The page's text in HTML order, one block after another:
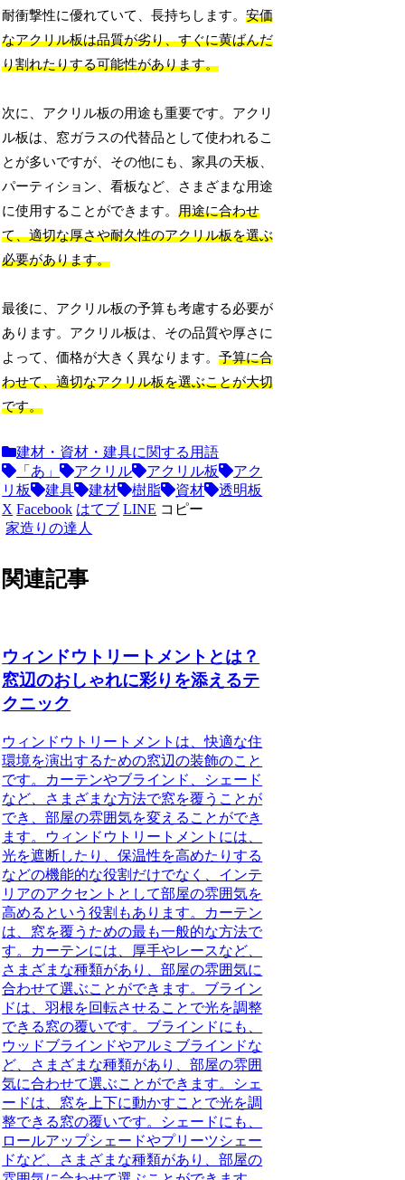
耐衝撃性に優れていて、長持ちします。安価
なアクリル板は品質が劣り、すぐに黄ばんだ
り割れたりする可能性があります。
次に、アクリル板の用途も重要です。アクリ
ル板は、窓ガラスの代替品として使われるこ
とが多いですが、その他にも、家具の天板、
パーティション、看板など、さまざまな用途
に使用することができます。用途に合わせ
て、適切な厚さや耐久性のアクリル板を選ぶ
必要があります。
最後に、アクリル板の予算も考慮する必要が
あります。アクリル板は、その品質や厚さに
よって、価格が大きく異なります。予算に合
わせて、適切なアクリル板を選ぶことが大切
です。
建材・資材・建具に関する用語
「あ」
アクリル アクリル板
アク
リ板
建具 建材 樹脂 資材
透明板
X Facebook はてブ LINE コピー
家造りの達人
関連記事
ウィンドウトリートメントとは？
窓辺のおしゃれに彩りを添えるテ
クニック
ウィンドウトリートメントは、快適な住
環境を演出するための窓辺の装飾のこと
です。カーテンやブラインド、シェード
など、さまざまな方法で窓を覆うことが
でき、部屋の雰囲気を変えることができ
ます。ウィンドウトリートメントには、
光を遮断したり、保温性を高めたりする
などの機能的な役割だけでなく、インテ
リアのアクセントとして部屋の雰囲気を
高めるという役割もあります。カーテン
は、窓を覆うための最も一般的な方法で
す。カーテンには、厚手やレースなど、
さまざまな種類があり、部屋の雰囲気に
合わせて選ぶことができます。ブライン
ドは、羽根を回転させることで光を調整
できる窓の覆いです。ブラインドにも、
ウッドブラインドやアルミブラインドな
ど、さまざまな種類があり、部屋の雰囲
気に合わせて選ぶことができます。シェ
ードは、窓を上下に動かすことで光を調
整できる窓の覆いです。シェードにも、
ロールアップシェードやプリーツシェー
ドなど、さまざまな種類があり、部屋の